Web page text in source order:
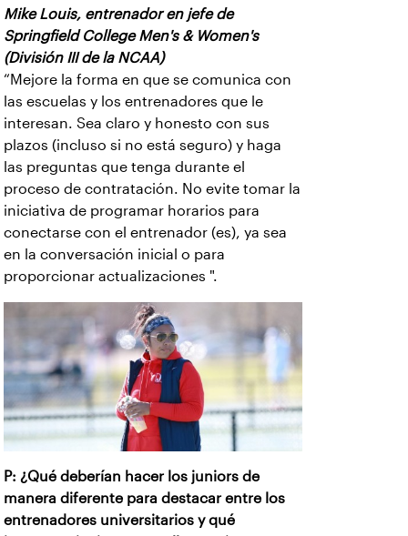
Mike Louis, entrenador en jefe de
Springfield College Men's & Women's
(División III de la NCAA)
“Mejore la forma en que se comunica con
las escuelas y los entrenadores que le
interesan. Sea claro y honesto con sus
plazos (incluso si no está seguro) y haga
las preguntas que tenga durante el
proceso de contratación. No evite tomar la
iniciativa de programar horarios para
conectarse con el entrenador (es), ya sea
en la conversación inicial o para
proporcionar actualizaciones ".
P: ¿Qué deberían hacer los juniors de
manera diferente para destacar entre los
entrenadores universitarios y qué